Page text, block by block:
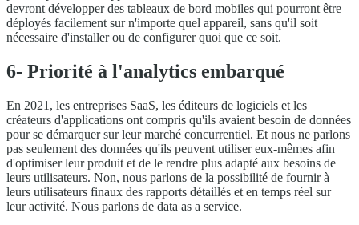
devront développer des tableaux de bord mobiles qui pourront être
déployés facilement sur n'importe quel appareil, sans qu'il soit
nécessaire d'installer ou de configurer quoi que ce soit.
6- Priorité à l'analytics embarqué
En 2021, les entreprises SaaS, les éditeurs de logiciels et les
créateurs d'applications ont compris qu'ils avaient besoin de données
pour se démarquer sur leur marché concurrentiel. Et nous ne parlons
pas seulement des données qu'ils peuvent utiliser eux-mêmes afin
d'optimiser leur produit et de le rendre plus adapté aux besoins de
leurs utilisateurs. Non, nous parlons de la possibilité de fournir à
leurs utilisateurs finaux des rapports détaillés et en temps réel sur
leur activité. Nous parlons de data as a service.